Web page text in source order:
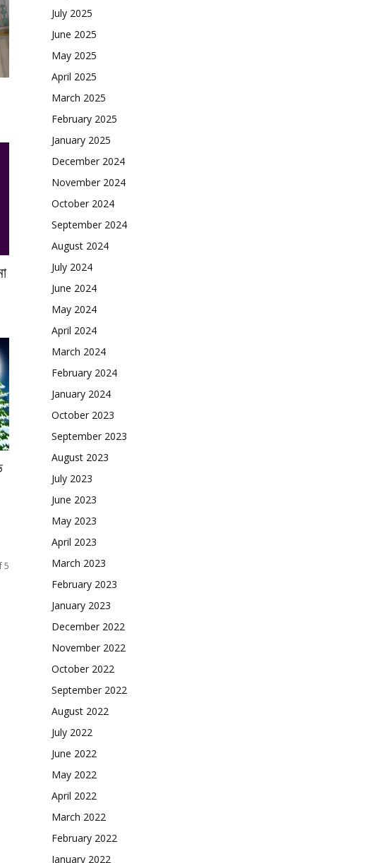
5
July 2025
June 2025
May 2025
April 2025
March 2025
February 2025
January 2025
December 2024
November 2024
October 2024
September 2024
August 2024
July 2024
June 2024
May 2024
April 2024
March 2024
February 2024
January 2024
October 2023
September 2023
August 2023
July 2023
June 2023
May 2023
April 2023
March 2023
February 2023
January 2023
December 2022
November 2022
October 2022
September 2022
August 2022
July 2022
June 2022
May 2022
April 2022
March 2022
February 2022
January 2022